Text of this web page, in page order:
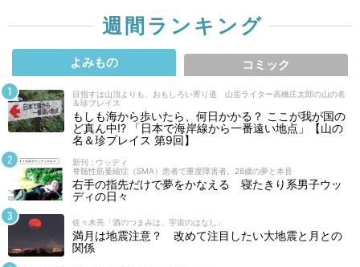
週間ランキング
よみもの コミック
目指すは山頂よりも、おもしろい寄り道 山岳ライター高橋庄太郎の山の名
＆珍プレイス
もしも海から歩いたら、何日かかる？ ここが我が国の
ど真ん中!? 「日本で海岸線から一番遠い地点」【山の
名＆珍プレイス 第9回】
新刊 : ウッディ
脊髄性筋萎縮症（SMA）患者で重度障害者。28歳の夢と本音
右手の指先だけで夢をかなえる 寝たきり系男子ウッ
ディの日々
佐々木亮「酒のつまみは、宇宙のはなし」
満月は地震注意？ 改めて注目したい大地震と月との
関係